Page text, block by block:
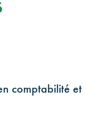
comptabilité et